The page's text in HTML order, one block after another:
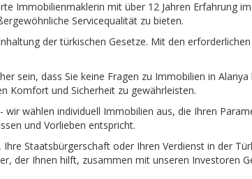
Immobilienmaklerin mit über 12 Jahren Erfahrung
Servicequalität zu bieten.
der türkischen Gesetze. Mit den
sein, dass Sie keine Fragen zu Immobilien in
Komfort und Sicherheit zu gewährleisten.
wählen individuell Immobilien aus, die Ihren
und Vorlieben entspricht.
Staatsbürgerschaft oder Ihren Verdienst in der
der Ihnen hilft, zusammen mit unseren Investoren